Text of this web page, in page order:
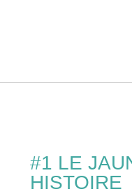
#1 LE
HISTOIRE